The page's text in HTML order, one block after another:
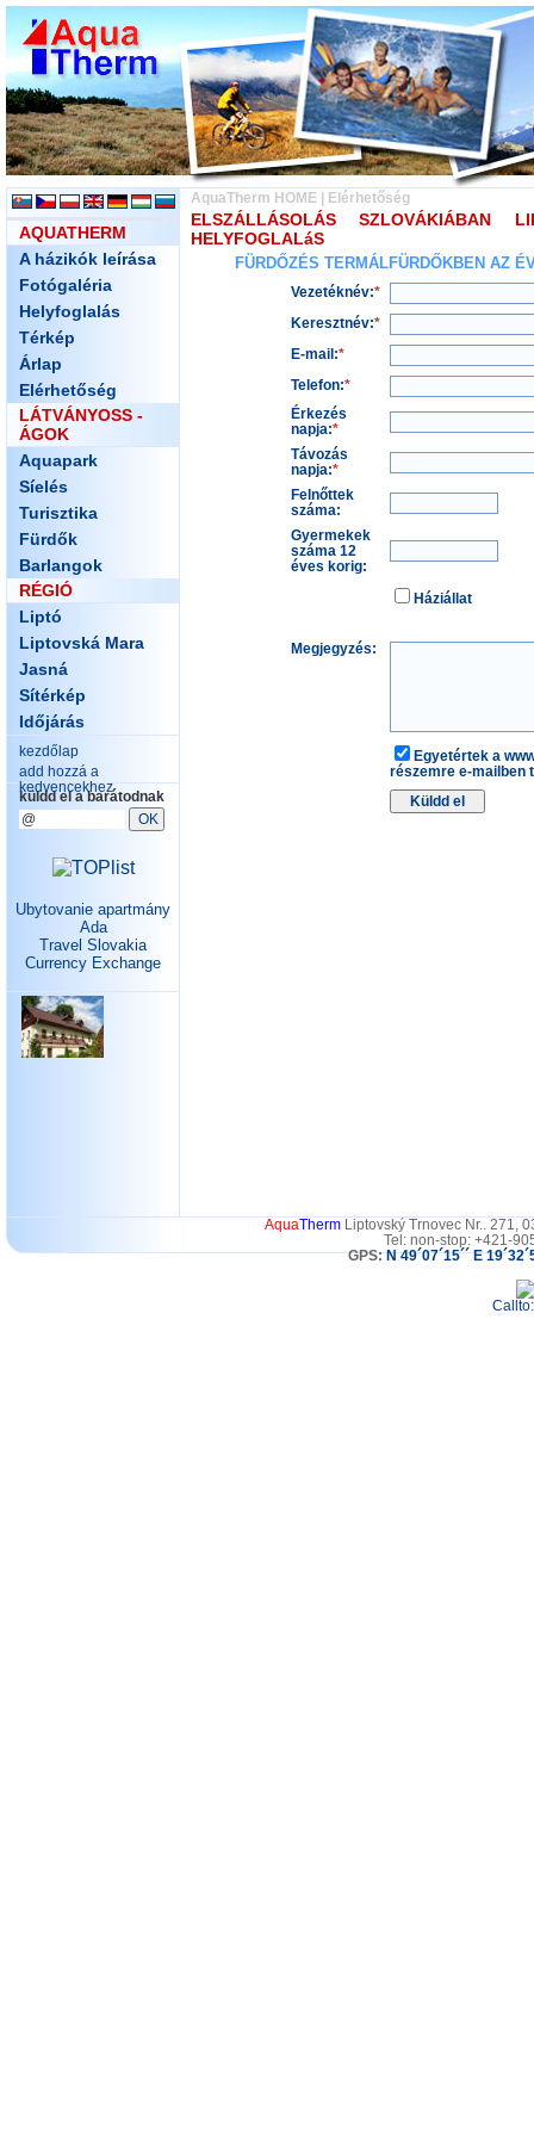
AQUATHERM
A házikók leírása
Fotógaléria
Helyfoglalás
Térkép
Árlap
Elérhetőség
LÁTVÁNYOSS -
ÁGOK
Aquapark
Síelés
Turisztika
Fürdők
Barlangok
RÉGIÓ
Liptó
Liptovská Mara
Jasná
Sítérkép
Időjárás
kezdőlap
add hozzá a
kedvencekhez
küldd el a barátodnak
Ubytovanie apartmány
Ada
Travel Slovakia
Currency Exchange
AquaTherm HOME Elérhetőség
ELSZÁLLÁSOLÁS SZLOVÁKIÁBAN
HELYFOGLALáS
FÜRDŐZÉS TERMÁLFÜRDŐKBEN AZ
Vezetéknév:*
Keresztnév:*
E-mail:*
Telefon:*
Érkezés
napja:*
Távozás
napja:*
Felnőttek
száma:
Gyermekek
száma 12
éves korig:
Háziállat
Megjegyzés:
Egyetértek a
részemre e-mailben
AquaThermLiptovský Trnovec Nr.. 271,
Tel: non-stop: +421-
GPS:N 49´07´15´´ E